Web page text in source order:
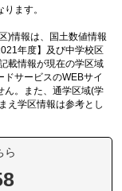
ます。
)情報は、国土数値情報
年度】及び中学校区
載情報が現在の学区域
ドサービスのWEBサイ
ん。また、通学区域(学
え学区情報は参考とし
ら